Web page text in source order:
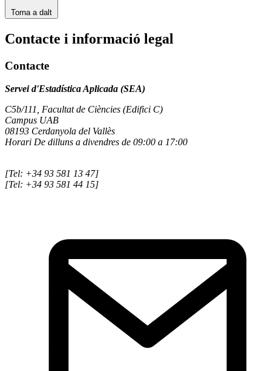
Torna a dalt
Contacte i informació legal
Contacte
Servei d'Estadística Aplicada (SEA)
C5b/111, Facultat de Ciències (Edifici C)
Campus UAB
08193 Cerdanyola del Vallès
Horari De dilluns a divendres de 09:00 a 17:00
[Tel: +34 93 581 13 47]
[Tel: +34 93 581 44 15]